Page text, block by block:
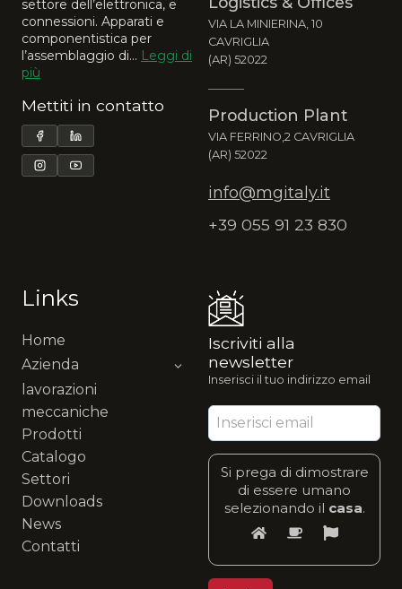
settore dell’elettronica, e
connessioni. Apparati e
componentistica per
l’assemblaggio di... Leggi di
più
Mettiti in contatto
VIA LA MINIERINA, 10
CAVRIGLIA
(AR) 52022
Production Plant
VIA FERRINO,2 CAVRIGLIA
(AR) 52022
info@mgitaly.it
+39 055 91 23 830
Links
Home
Azienda
lavorazioni
meccaniche
Prodotti
Catalogo
Settori
Downloads
News
Contatti
Iscriviti alla
newsletter
Inserisci il tuo indirizzo email
Si prega di dimostrare
di essere umano
selezionando il casa.